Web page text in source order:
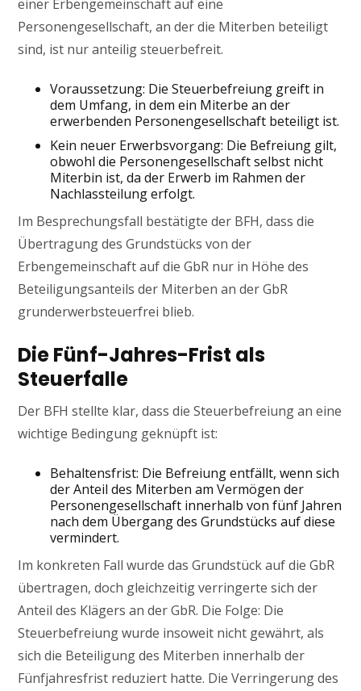
einer Erbengemeinschaft auf eine
Personengesellschaft, an der die Miterben beteiligt
sind, ist nur anteilig steuerbefreit.
Voraussetzung: Die Steuerbefreiung greift in
dem Umfang, in dem ein Miterbe an der
erwerbenden Personengesellschaft beteiligt ist.
Kein neuer Erwerbsvorgang: Die Befreiung gilt,
obwohl die Personengesellschaft selbst nicht
Miterbin ist, da der Erwerb im Rahmen der
Nachlassteilung erfolgt.
Im Besprechungsfall bestätigte der BFH, dass die
Übertragung des Grundstücks von der
Erbengemeinschaft auf die GbR nur in Höhe des
Beteiligungsanteils der Miterben an der GbR
grunderwerbsteuerfrei blieb.
Die Fünf-Jahres-Frist als
Steuerfalle
Der BFH stellte klar, dass die Steuerbefreiung an eine
wichtige Bedingung geknüpft ist:
Behaltensfrist: Die Befreiung entfällt, wenn sich
der Anteil des Miterben am Vermögen der
Personengesellschaft innerhalb von fünf Jahren
nach dem Übergang des Grundstücks auf diese
vermindert.
Im konkreten Fall wurde das Grundstück auf die GbR
übertragen, doch gleichzeitig verringerte sich der
Anteil des Klägers an der GbR. Die Folge: Die
Steuerbefreiung wurde insoweit nicht gewährt, als
sich die Beteiligung des Miterben innerhalb der
Fünfjahresfrist reduziert hatte. Die Verringerung des